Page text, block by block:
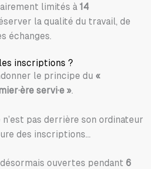
limités à 14
la qualité du travail, de
échanges.
inscriptions ?
le principe du «
servi·e ».
pas derrière son ordinateur
des inscriptions…
ouvertes pendant 6